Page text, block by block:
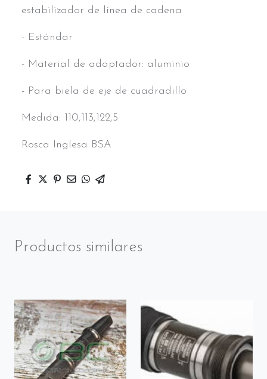
estabilizador de línea de cadena
- Estándar
- Material de adaptador: aluminio
- Para biela de eje de cuadradillo
Medida: 110,113,122,5
Rosca Inglesa BSA
Productos similares